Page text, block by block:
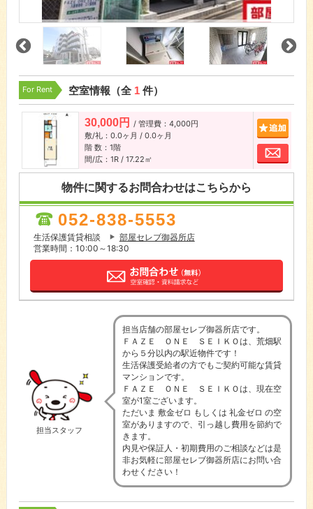
For Rent 空室情報（全 1件）
30,000円 / 管理費：4,000円
敷/礼：0.0ヶ月 / 0.0ヶ月
階 数：1階
間/広：1R / 17.22㎡
お問
物件に関するお問合わせはこちらから
052-838-5553
生活保護賃貸相談
部屋セレブ御器所店
営業時間：10:00～18:30
担当スタッフ
担当店舗の部屋セレブ御器所店です。
ＦＡＺＥ ＯＮＥ ＳＥＩＫＯは、荒畑駅
から５分以内の駅近物件です！
生活保護受給者の方でもご契約可能な賃貸
マンションです。
ＦＡＺＥ ＯＮＥ ＳＥＩＫＯは、現在空
室が1室ございます。
ただいま 敷金ゼロ もしくは 礼金ゼロ の空
室がありますので、引っ越し費用を節約で
きます。
内見や保証人・初期費用のご相談などは是
非お気軽に部屋セレブ御器所店にお問い合
わせください！